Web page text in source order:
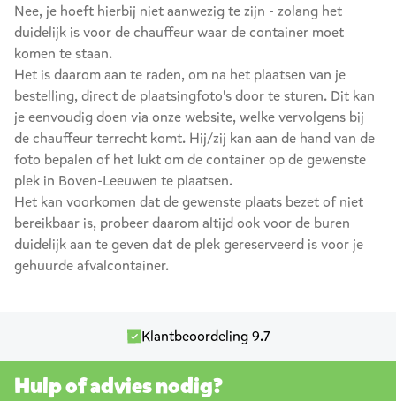
Nee, je hoeft hierbij niet aanwezig te zijn - zolang het
duidelijk is voor de chauffeur waar de container moet
komen te staan.
Het is daarom aan te raden, om na het plaatsen van je
bestelling, direct de plaatsingfoto's door te sturen. Dit kan
je eenvoudig doen via onze website, welke vervolgens bij
de chauffeur terrecht komt. Hij/zij kan aan de hand van de
foto bepalen of het lukt om de container op de gewenste
plek in Boven-Leeuwen te plaatsen.
Het kan voorkomen dat de gewenste plaats bezet of niet
bereikbaar is, probeer daarom altijd ook voor de buren
duidelijk aan te geven dat de plek gereserveerd is voor je
gehuurde afvalcontainer.
Klantbeoordeling 9.7
Hulp of advies nodig?